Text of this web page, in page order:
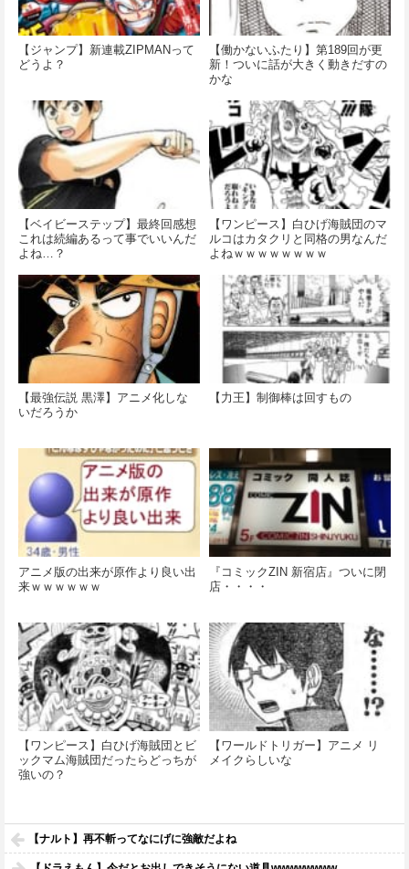
【ジャンプ】新連載ZIPMANって
どうよ？
【働かないふたり】第189回が更
新！ついに話が大きく動きだすの
かな
【ベイビーステップ】最終回感想
これは続編あるって事でいいんだ
よね…？
【ワンピース】白ひげ海賊団のマ
ルコはカタクリと同格の男なんだ
よねｗｗｗｗｗｗｗｗ
【最強伝説 黒澤】アニメ化しな
いだろうか
【力王】制御棒は回すもの
アニメ版の出来が原作より良い出
来ｗｗｗｗｗｗ
『コミックZIN 新宿店』ついに閉
店・・・・
【ワンピース】白ひげ海賊団とビ
ックマム海賊団だったらどっちが
強いの？
【ワールドトリガー】アニメ リ
メイクらしいな
【ナルト】再不斬ってなにげに強敵だよね